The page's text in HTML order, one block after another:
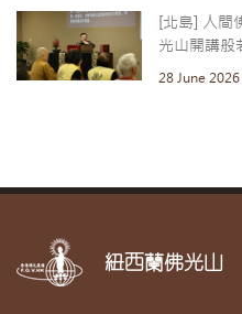
[北島] 人間
光山開講般
28 June 2026
紐西蘭佛光山